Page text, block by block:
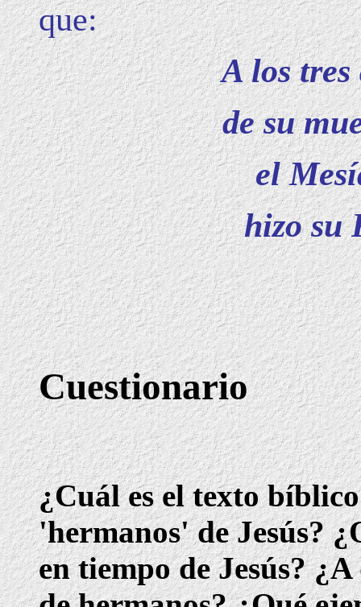
que:
A los
de su
el
hizo su
Cuestionario
¿Cuál es el texto
'hermanos' de Jesús?
en tiempo de Jesús?